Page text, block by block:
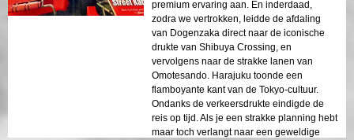
premium ervaring aan. En inderdaad,
zodra we vertrokken, leidde de afdaling
van Dogenzaka direct naar de iconische
drukte van Shibuya Crossing, en
vervolgens naar de strakke lanen van
Omotesando. Harajuku toonde een
flamboyante kant van de Tokyo-cultuur.
Ondanks de verkeersdrukte eindigde de
reis op tijd. Als je een strakke planning hebt
maar toch verlangt naar een geweldige